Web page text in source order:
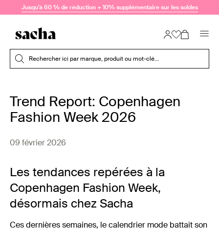
Passer au contenu
Jusqu'à 60 % de réduction + 10% supplémentaire sur les soldes
Rechercher ici par marque, produit ou mot-clé...
Trend Report: Copenhagen
Fashion Week 2026
09 février 2026
Les tendances repérées à la
Copenhagen Fashion Week,
désormais chez Sacha
Ces dernières semaines, le calendrier mode battait son